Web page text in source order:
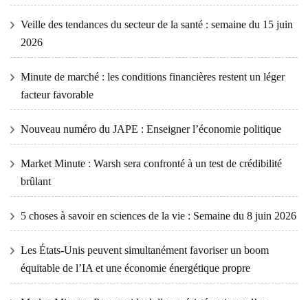
Veille des tendances du secteur de la santé : semaine du 15 juin
2026
Minute de marché : les conditions financières restent un léger
facteur favorable
Nouveau numéro du JAPE : Enseigner l’économie politique
Market Minute : Warsh sera confronté à un test de crédibilité
brûlant
5 choses à savoir en sciences de la vie : Semaine du 8 juin 2026
Les États-Unis peuvent simultanément favoriser un boom
équitable de l’IA et une économie énergétique propre